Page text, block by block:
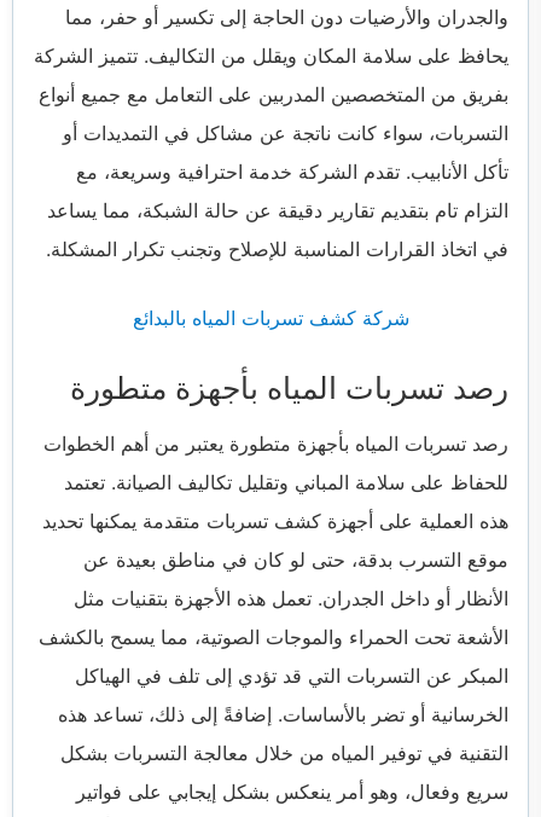
والجدران والأرضيات دون الحاجة إلى تكسير أو حفر، مما
يحافظ على سلامة المكان ويقلل من التكاليف. تتميز الشركة
بفريق من المتخصصين المدربين على التعامل مع جميع أنواع
التسربات، سواء كانت ناتجة عن مشاكل في التمديدات أو
تأكل الأنابيب. تقدم الشركة خدمة احترافية وسريعة، مع
التزام تام بتقديم تقارير دقيقة عن حالة الشبكة، مما يساعد
في اتخاذ القرارات المناسبة للإصلاح وتجنب تكرار المشكلة.
شركة كشف تسربات المياه بالبدائع
رصد تسربات المياه بأجهزة متطورة
رصد تسربات المياه بأجهزة متطورة يعتبر من أهم الخطوات
للحفاظ على سلامة المباني وتقليل تكاليف الصيانة. تعتمد
هذه العملية على أجهزة كشف تسربات متقدمة يمكنها تحديد
موقع التسرب بدقة، حتى لو كان في مناطق بعيدة عن
الأنظار أو داخل الجدران. تعمل هذه الأجهزة بتقنيات مثل
الأشعة تحت الحمراء والموجات الصوتية، مما يسمح بالكشف
المبكر عن التسربات التي قد تؤدي إلى تلف في الهياكل
الخرسانية أو تضر بالأساسات. إضافةً إلى ذلك، تساعد هذه
التقنية في توفير المياه من خلال معالجة التسربات بشكل
سريع وفعال، وهو أمر ينعكس بشكل إيجابي على فواتير